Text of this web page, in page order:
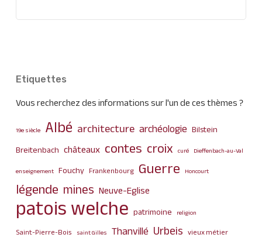
Etiquettes
Vous recherchez des informations sur l'un de ces thèmes ?
19e siècle Albé architecture archéologie Bilstein
Breitenbach châteaux contes croix curé Dieffenbach-au-Val
enseignement Fouchy Frankenbourg Guerre Honcourt
légende mines Neuve-Eglise
patois welche patrimoine religion
Saint-Pierre-Bois saint Gilles Thanvillé Urbeis vieux métier